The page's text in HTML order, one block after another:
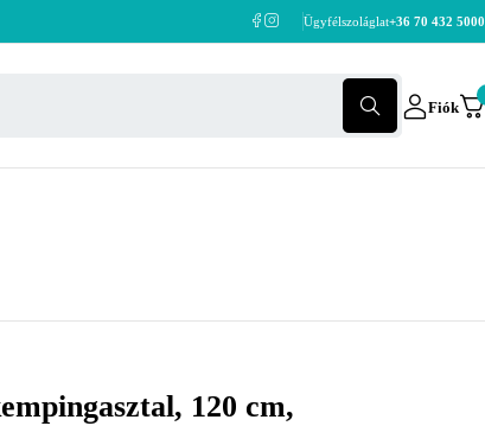
Ügyfélszoláglat+36 70 432 5000
Fiók
120 cm,